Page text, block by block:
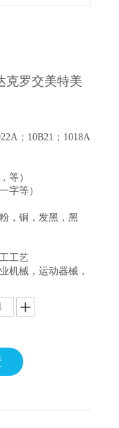
克罗交美特美
；10B21；1018A
等）
字等）
，铜，发黑，黑
工艺
机械，运动器械，